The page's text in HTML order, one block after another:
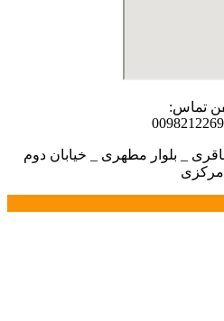
تماس:
باقری _ بلوار مطهری _ خیابان دوم
مرکزی